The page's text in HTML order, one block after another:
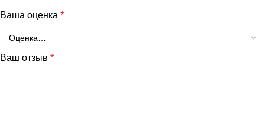
Ваша оценка *
Ваш отзыв *